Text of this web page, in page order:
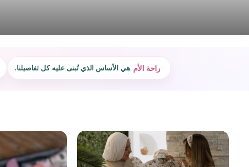
راحة الأم هي الأساس الذي تُبنى عليه كل تفاصيلنا.